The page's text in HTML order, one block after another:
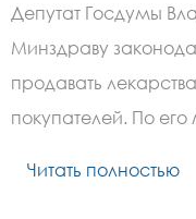
Депутат Госдумы
Минздраву
продавать
покупателей. По
Читать полностью